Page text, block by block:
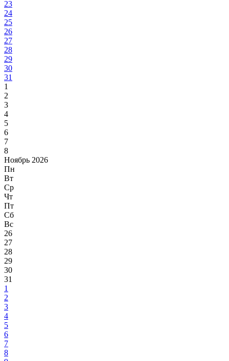
23
24
25
26
27
28
29
30
31
1
2
3
4
5
6
7
8
Ноябрь 2026
Пн
Вт
Ср
Чт
Пт
Сб
Вс
26
27
28
29
30
31
1
2
3
4
5
6
7
8